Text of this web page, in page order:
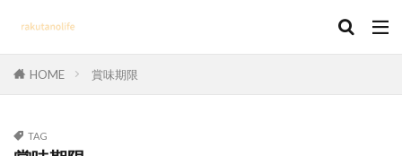
HOME 賞味期限
TAG